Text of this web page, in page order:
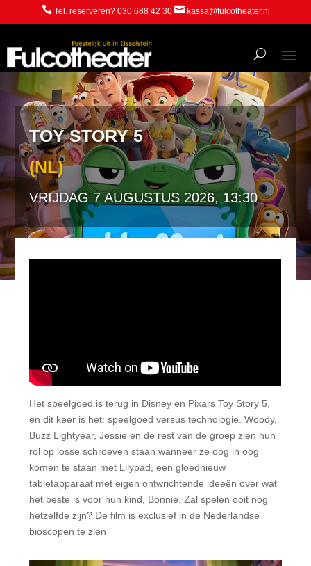
Tel. reserveren? 030 688 42 30  kassa@fulcotheater.nl
TOY STORY 5
(NL)
VRIJDAG 7 AUGUSTUS 2026, 13:30
Het speelgoed is terug in Disney en Pixars Toy Story 5,
en dit keer is het: speelgoed versus technologie. Woody,
Buzz Lightyear, Jessie en de rest van de groep zien hun
rol op losse schroeven staan wanneer ze oog in oog
komen te staan met Lilypad, een gloednieuw
tabletapparaat met eigen ontwrichtende ideeën over wat
het beste is voor hun kind, Bonnie. Zal spelen ooit nog
hetzelfde zijn? De film is exclusief in de Nederlandse
bioscopen te zien